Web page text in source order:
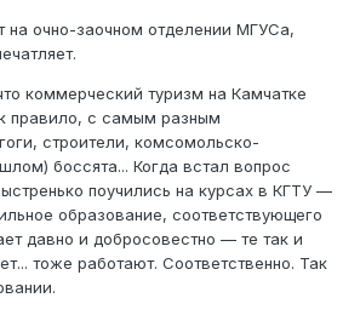
на очно-заочном отделении МГУСа,
коммерческий туризм на Камчатке
правило, с самым разным
строители, комсомольско-
боссята... Когда встал вопрос
поучились на курсах в КГТУ —
образование, соответствующего
давно и добросовестно — те так и
тоже работают. Соответственно. Так